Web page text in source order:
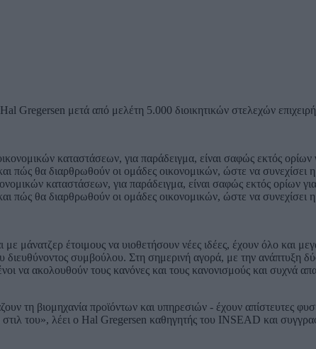
Gregersen μετά από μελέτη 5.000 διοικητικών στελεχών
καταστάσεων, για παράδειγμα, είναι σαφώς εκτός ορίων
πώς θα διαρθρωθούν οι ομάδες οικονομικών, ώστε να συνεχίσει
με μάνατζερ έτοιμους να υιοθετήσουν νέες ιδέες, έχουν όλο και
διευθύνοντος συμβούλου. Στη σημερινή αγορά, με την ανάπτυξη
να ακολουθούν τους κανόνες και τους κανονισμούς και συχνά
τη βιομηχανία προϊόντων και υπηρεσιών - έχουν απίστευτες
στιλ του», λέει ο Hal Gregersen καθηγητής του INSEAD και